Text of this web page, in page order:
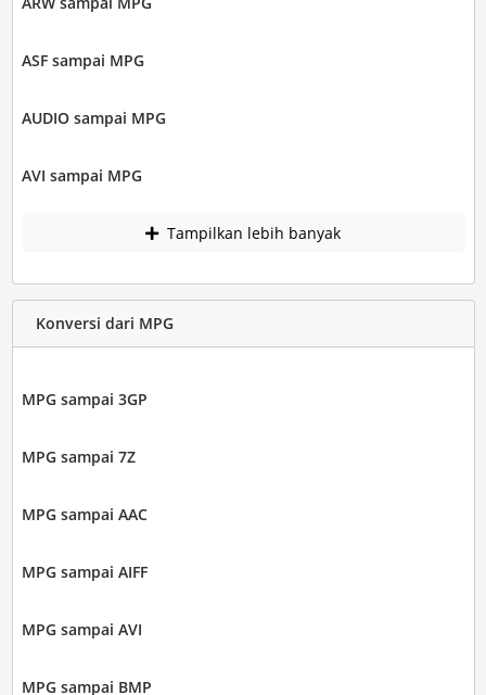
ASF sampai MPG
AUDIO sampai MPG
AVI sampai MPG
Tampilkan lebih banyak
Konversi dari MPG
MPG sampai 3GP
MPG sampai 7Z
MPG sampai AAC
MPG sampai AIFF
MPG sampai AVI
MPG sampai BMP